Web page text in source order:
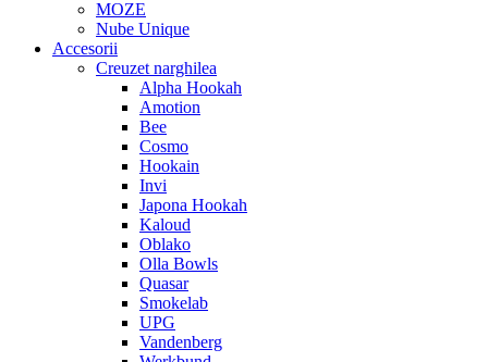
MOZE
Nube Unique
Accesorii
Creuzet narghilea
Alpha Hookah
Amotion
Bee
Cosmo
Hookain
Invi
Japona Hookah
Kaloud
Oblako
Olla Bowls
Quasar
Smokelab
UPG
Vandenberg